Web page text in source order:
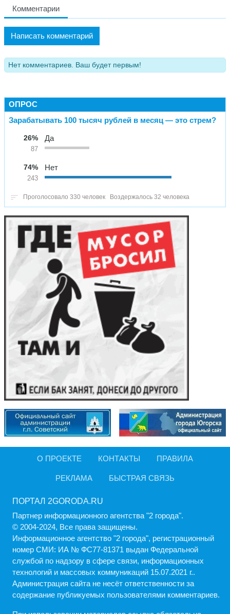
Комментарии
Написать комментарий
Нет комментариев. Ваш будет первым!
ОПРОС
Зарабатывать 100 тысяч рублей в месяц — это стрем?
26%
87
Да
74%
243
Нет
Проголосовало 330 человек Воздержалось 32 человека
О ПРОЕКТЕ КОНТАКТЫ ПРАВИЛА
РЕКЛАМА БЫСТРАЯ СВЯЗЬ
ПОРТАЛ 2GORODA.RU
Партнер информационного агентства "2 города".
© 2004-2024, Все права защищены.
Информационное агентство "2 города", регистрационный
номер СМИ: ИА № ФС77-81371 выдан Федеральной
службой по надзору в сфере связи, информационных
технологий и массовых коммуникаций 15.07.2021 г..
Администрация cайта не несёт ответственности за
содержание публикуемых пользователями комментариев.